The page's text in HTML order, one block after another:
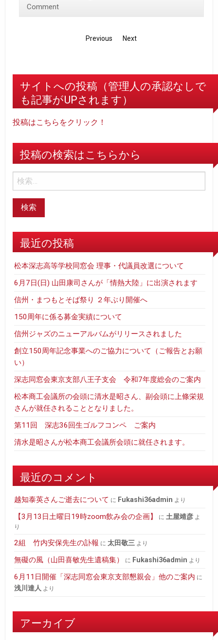
Comment
Previous Next
サイトへの投稿（管理人の承認なしで
も記事がUPされます）
投稿はこちらをクリック！
投稿の検索はこちらから
最近の投稿
松本深志高等学校同窓会 理事・代議員改選について
6月7日(日) 山田康司さんが「情熱大陸」に出演されます
信州・まつもとそば祭り ２年ぶり開催へ
150周年に係る募金実績について
信州ジャズのニューアルバムがリリースされました
創立150周年記念事業へのご協力について（ご報告とお願
い）
深志同窓会東京支部八王子支会 令和7年度総会のご案内
松本商工会議所の会頭に清水是昭さん、副会頭に上條栄規
さんが就任されることとなりました。
第11回 深志36回生ゴルフコンペ ご案内
清水是昭さんが松本商工会議所会頭に就任されます。
最近のコメント
越知泰英さんご逝去について に fukashi36admin より
【3月13日土曜日19時zoom飲み会の企画】 に 土屋靖彦 よ
り
2組 竹内安保先生の訃報 に 太田敬三 より
無礙の風（山田喜敏先生遺稿集） に fukashi36admin より
6月11日開催「深志同窓会東京支部懇親会」他のご案内 に
浅川達人 より
アーカイブ